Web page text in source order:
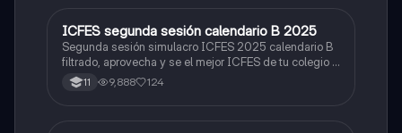
ICFES: Lectura Crítica
ICFES segunda sesión calendario B 2025
Segunda sesión simulacro ICFES 2025 calendario B
filtrado, aprovecha y se el mejor ICFES de tu colegio y
poder ingresar a universidad, y estudiar aquella
carrera con la que tanto sueñas.
11 9,888 124